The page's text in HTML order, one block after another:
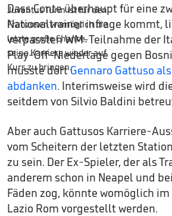
Dass Conte überhaupt für eine
Nationaltrainer infrage kommt,
verpassten WM-Teilnahme der
Play-Off-Niederlage gegen
musste dortGennaro Gattuso
abdanken. Interimsweise wird
seitdem von Silvio Baldini
Aber auch Gattusos Karriere-
vom Scheitern der letzten
zu sein. Der Ex-Spieler, der als
anderem schon in Neapel und
Fäden zog, könnte womöglich
Lazio Rom vorgestellt werden.